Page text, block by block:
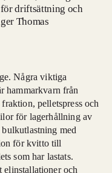
driftsättning och
Thomas
Några viktiga
hammarkvarn från
pelletspress och
för lagerhållning av
med
för kvitto till
som har lastats.
och